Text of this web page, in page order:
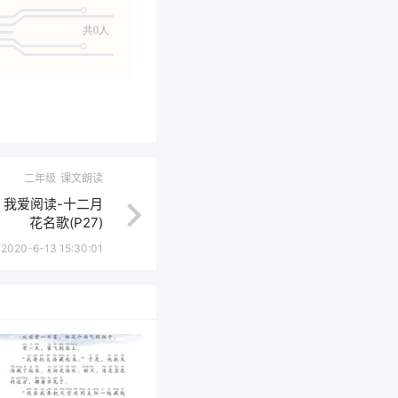
共0人
二年级 课文朗读
爱阅读-十二月
花名歌(P27)
2020-6-13 15:30:01